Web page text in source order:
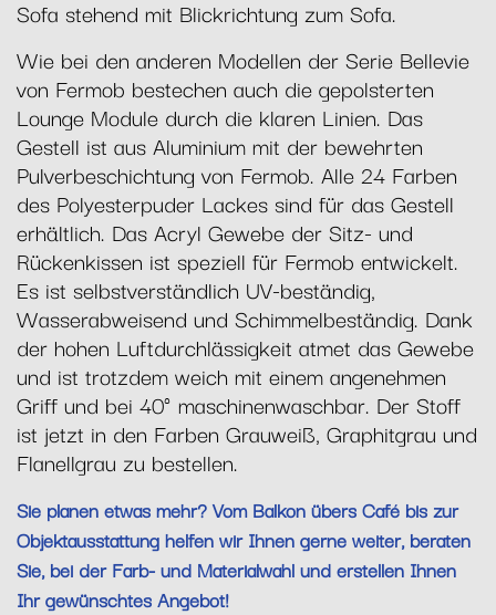
Sofa stehend mit Blickrichtung zum Sofa.
Wie bei den anderen Modellen der Serie Bellevie
von Fermob bestechen auch die gepolsterten
Lounge Module durch die klaren Linien. Das
Gestell ist aus Aluminium mit der bewehrten
Pulverbeschichtung von Fermob. Alle 24 Farben
des Polyesterpuder Lackes sind für das Gestell
erhältlich. Das Acryl Gewebe der Sitz- und
Rückenkissen ist speziell für Fermob entwickelt.
Es ist selbstverständlich UV-beständig,
Wasserabweisend und Schimmelbeständig. Dank
der hohen Luftdurchlässigkeit atmet das Gewebe
und ist trotzdem weich mit einem angenehmen
Griff und bei 40° maschinenwaschbar. Der Stoff
ist jetzt in den Farben Grauweiß, Graphitgrau und
Flanellgrau zu bestellen.
Sie planen etwas mehr? Vom Balkon übers Café bis zur
Objektausstattung helfen wir Ihnen gerne weiter, beraten
Sie, bei der Farb- und Materialwahl und erstellen Ihnen
Ihr gewünschtes Angebot!